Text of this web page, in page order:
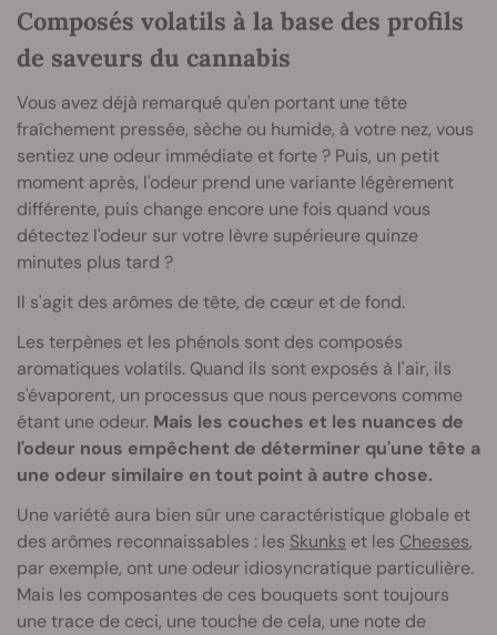
Composés volatils à la base des profils
de saveurs du cannabis
Vous avez déjà remarqué qu'en portant une tête
fraîchement pressée, sèche ou humide, à votre nez, vous
sentiez une odeur immédiate et forte ? Puis, un petit
moment après, l'odeur prend une variante légèrement
différente, puis change encore une fois quand vous
détectez l'odeur sur votre lèvre supérieure quinze
minutes plus tard ?
Il s'agit des arômes de tête, de cœur et de fond.
Les terpènes et les phénols sont des composés
aromatiques volatils. Quand ils sont exposés à l'air, ils
s'évaporent, un processus que nous percevons comme
étant une odeur. Mais les couches et les nuances de
l'odeur nous empêchent de déterminer qu'une tête a
une odeur similaire en tout point à autre chose.
Une variété aura bien sûr une caractéristique globale et
des arômes reconnaissables : les Skunks et les Cheeses,
par exemple, ont une odeur idiosyncratique particulière.
Mais les composantes de ces bouquets sont toujours
une trace de ceci, une touche de cela, une note de